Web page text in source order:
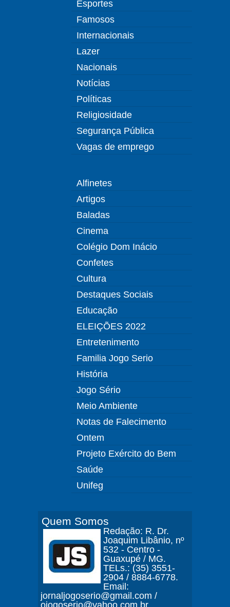
Esportes
Famosos
Internacionais
Lazer
Nacionais
Notícias
Políticas
Religiosidade
Segurança Pública
Vagas de emprego
Alfinetes
Artigos
Baladas
Cinema
Colégio Dom Inácio
Confetes
Cultura
Destaques Sociais
Educação
ELEIÇÕES 2022
Entretenimento
Familia Jogo Serio
História
Jogo Sério
Meio Ambiente
Notas de Falecimento
Ontem
Projeto Exército do Bem
Saúde
Unifeg
Quem Somos
Redação: R. Dr.
Joaquim Libânio, nº
532 - Centro -
Guaxupé / MG.
TELs.: (35) 3551-
2904 / 8884-6778.
Email:
jornaljogoserio@gmail.com /
ojogoserio@yahoo.com.br.